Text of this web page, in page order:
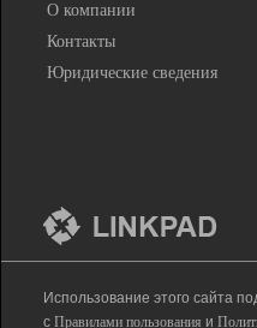
О компании
Контакты
Юридические сведения
Использование этого сайта
с Правилами пользования и